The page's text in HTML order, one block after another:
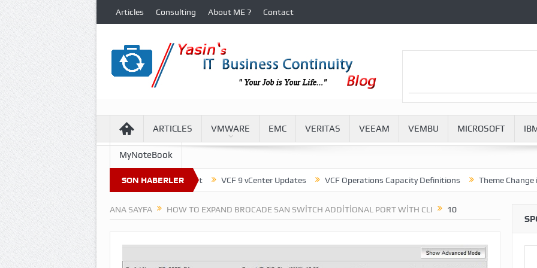
Articles Consulting About ME ? Contact
ARTICLES VMWARE EMC VERITAS VEEAM VEMBU MICROSOFT
MyNoteBook
SON HABERLER
of Virtual Machine Files in VCF 9 Environment VCF 9 vCenter Updates VCF Operations Capacity Definitions Theme Change in
ANA SAYFA HOW TO EXPAND BROCADE SAN SWITCH ADDITIONAL PORT WITH CLI 10